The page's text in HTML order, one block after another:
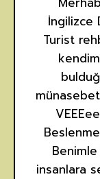
İngilizce
Turist
insanlara